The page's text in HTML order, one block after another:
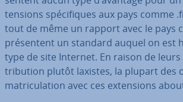
ten­sions spé­ci­fiques aux pays comme
tout de même un rapport avec le pays
pré­sen­tent un standard auquel on est
type de site Internet. En raison de
tri­bu­tion plutôt laxistes, la plupart des
ma­tri­cu­la­tion avec ces ex­ten­sions